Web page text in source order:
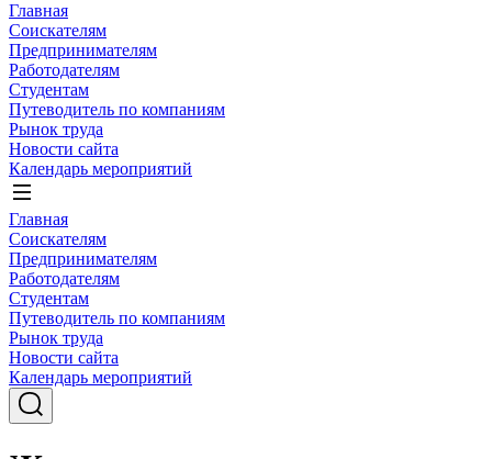
Главная
Соискателям
Предпринимателям
Работодателям
Студентам
Путеводитель по компаниям
Рынок труда
Новости сайта
Календарь мероприятий
Главная
Соискателям
Предпринимателям
Работодателям
Студентам
Путеводитель по компаниям
Рынок труда
Новости сайта
Календарь мероприятий